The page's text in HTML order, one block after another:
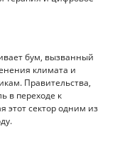
бум, вызванный
климата и
Правительства,
в переходе к
этот сектор одним из